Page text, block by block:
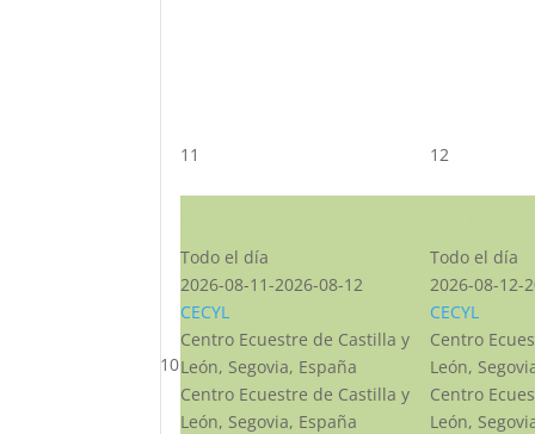
10
11
Todo el día
2026-08-11-2026-08-12
CECYL
Centro Ecuestre de Castilla y
León, Segovia, España
Centro Ecuestre de Castilla y
León, Segovia, España
12
Todo el día
2026-08-12-
CECYL
Centro
León,
Centro
León,